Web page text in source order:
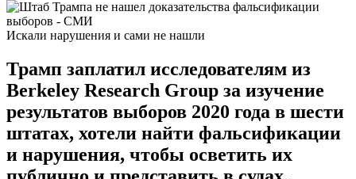
Искали нарушения и сами не нашли
Трамп заплатил исследователям из
Berkeley Research Group за изучение
результатов выборов 2020 года в шести
штатах, хотели найти фальсификации
и нарушения, чтобы осветить их